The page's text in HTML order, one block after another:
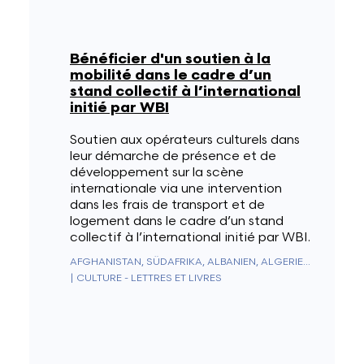
Bénéficier d'un soutien à la
mobilité dans le cadre d’un
stand collectif à l’international
initié par WBI
Soutien aux opérateurs culturels dans
leur démarche de présence et de
développement sur la scène
internationale via une intervention
dans les frais de transport et de
logement dans le cadre d’un stand
collectif à l’international initié par WBI.
AFGHANISTAN, SÜDAFRIKA, ALBANIEN, ALGERIEN, DEUTSCHLAND, ANDORRA, ANGOLA, ANGUILLA, ANTARKTIS, ANTIGUA UND BARBUDA, NIEDERLÄNDISCHE ANTILLEN, SAUDI-ARABIEN, ARGENTINIEN, ARMENIEN, ARUBA, AUSTRALIEN, AUSTRIA, ASERBAIDSCHAN, BAHAMAS, BAHRAIN, BANGLADESCH, BARBADOS, BELIZE, BENIN, BERMUDA, BHUTAN, WEISSRUSSLAND, BOLIVIEN, BOSNIEN UND HERZEGOWINA, BOTSWANA, BRASILIEN, BRUNEI, BULGARIEN, BURKINA FASO, BURUNDI, KAMBODSCHA, KAMERUN, KANADA, KAPVERDEN, CEUTA UND MELILLA, CHILE, CHINA, ZYPERN, VATIKANSTADT, KOLUMBIEN, KOMOREN, KONGO - BRAZZAVILLE, KONGO - KINSHASA, NORDKOREA, SÜDKOREA, COSTA RICA, ELFENBEINKÜSTE, KROATIEN, KUBA, CURAÇAO, DÄNEMARK, DIEGO GARCIA, DSCHIBUTI, DOMINICA, ÄGYPTEN, VEREINIGTE ARABISCHE EMIRATE, EQUADOR, ERITREA, SPANIEN, ESTLAND, KÖNIGREICH ESWATINI, VEREINIGTE STAATEN, ÄTHIOPIEN, FIDSCHI, FINNLAND, FRANKREICH, GABUN, GAMBIA, GEORGIEN, SÜDGEORGIEN UND DIE SÜDLICHEN SANDWICHINSELN, GHANA, GIBRALTAR, GRIECHENLAND, GRENADA, GRÖNLAND, GUADELOUPE, GUAM, GUATEMALA, GUERNSEY, GUINEA, ÄQUATORIALGUINEA, GUINEA-BISSAU, GUYANA, FRANZÖSISCH-GUAYANA, HAITI, HONDURAS, HONGKONG SONDERVERWALTUNGSZONE DER REPUBLIK CHINA, UNGARN, BOUVETINSEL, WEIHNACHTSINSEL, CLIPPERTON-INSEL, ASCENSION, ISLE OF MAN, NORFOLKINSEL, ÅLANDINSELN, KAIMANINSELN, KANARISCHE INSELN, KOKOSINSELN, COOKINSELN, US-ÜBERSEEINSELN, FÄRÖER, HEARD UND MCDONALDINSELN, FALKLANDINSELN, NÖRDLICHE MARIANEN, MARSHALLINSELN, PITCAIRNINSELN, SALOMONEN, TURKS- UND CAICOSINSELN, AMERIKANISCHE JUNGFERNINSELN, BRITISCHE JUNGFERNINSELN, INDIEN, INDONESIEN, IRAK, IRAN, IRLAND, ISLAND, ISRAEL, ITALIEN, JAMAIKA, JAPAN, JERSEY, JORDANIEN, KASACHSTAN, KENIA, KIRGISISTAN, KIRIBATI, KOSOVO, KUWAIT, LAOS, LESOTHO, LATVIA, LIBANON, LIBERIA, LIECHTENSTEIN, LITAUEN, LUXEMBURG, LIBYEN, NORDMAZEDONIEN, MADAGASKAR, MALAYSIA, MALAWI, MALEDIVEN, MALI, MALTA, MAROKKO, MARTINIQUE, MAURITIUS, MAURETANIEN, MAYOTTE, MEXIKO, MIKRONESIEN, REPUBLIK MOLDAU, MONACO, MONGOLEI, MONTENEGRO, MONTSERRAT, MOSAMBIK, MYANMAR (BIRMA), NAMIBIA, NAURU, NEPAL, NICARAGUA, NIGER, NIGERIA, NIUE, NORWEGEN, NEUKALEDONIEN, NEUSEELAND, ABGELEGENES OZEANIEN, OMAN, UGANDA, USBEKISTAN, PAKISTAN, PALAU, PANAMA, PAPUA-NEUGUINEA, PARAGUAY, NIEDERLANDE, KARIBISCHE NIEDERLANDE (BES-INSELN), PERU, PHILIPPINEN, POLEN, FRANZÖSISCH-POLYNESIEN, PUERTO RICO, PORTUGAL, KATAR, MACAU (CHINESISCHE SONDERVERWALTUNGSZONE), ZENTRALAFRIKANISCHE REPUBLIK, DOMINIKANISCHE REPUBLIK, RÉUNION, RUMÄNIEN, VEREINIGTES KÖNIGREICH, RUSSLAND, RUANDA, WESTSAHARA, ST. KITTS UND NEVIS, SAN MARINO, SAINT-PIERRE UND MIQUELON, ST. VINCENT & GRENADINEN, ST. HELENA, ST. LUCIA, EL SALVADOR, SAMOA, AMERIKANISCH-SAMOA, SÃO TOMÉ & PRÍNCIPE, SENEGAL, SERBIEN, SEYCHELLEN, SIERRA LEONE, SINGAPUR, SINT MAARTEN, SLOWAKEI, SLOWENIEN, SOMALIA, SUDAN, SÜDSUDAN, SRI LANKA, SAINT-BARTHÉLEMY, ST. MARTIN, SCHWEDEN, SCHWEIZ, SURINAM, SPITZBERGEN & JAN MAYEN, SYRIEN, TADSCHIKISTAN, TAIWAN, TANSANIA, TSCHAD, TSCHECHIEN, FRANZÖSISCHE SÜD- UND ANTARKTISGEBIETE, BRITISCHES TERRITORIUM IM INDISCHEN OZEAN, PALÄSTINENSISCHE AUTONOMIEGEBIETE, THAILAND, OSTTIMOR, TOGO, TOKELAU, TONGA, TRINIDAD UND TOBAGO, TRISTAN DA CUNHA, TUNESIEN, TÜRKEI, TURKMENISTAN, TUVALU, UKRAINE, URUGUAY, VANUATU, VENEZUELA, VIETNAM, WALLIS & FUTUNA, JEMEN, SAMBIA, SIMBABWE
| CULTURE - LETTRES ET LIVRES